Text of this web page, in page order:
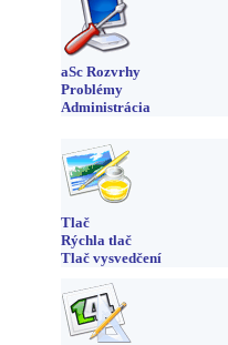
aSc Rozvrhy
Problémy
Administrácia
Tlač
Rýchla tlač
Tlač vysvedčení